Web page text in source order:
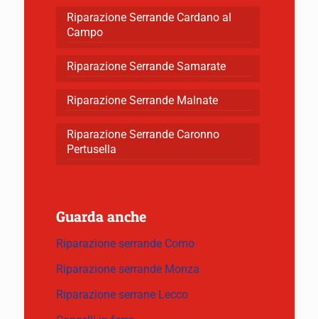
Riparazione Serrande Cardano al
Campo
Riparazione Serrande Samarate
Riparazione Serrande Malnate
Riparazione Serrande Caronno
Pertusella
Guarda anche
Riparazione serrande Como
Riparazione serrande Monza
Riparazione serrane Lecco